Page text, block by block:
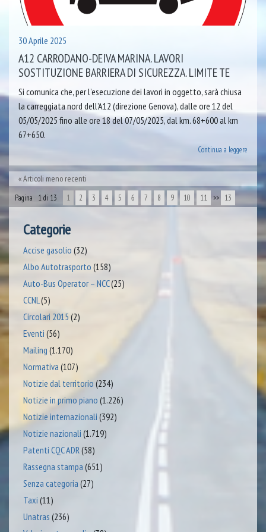
30 Aprile 2025
A12 CARRODANO-DEIVA MARINA. LAVORI
SOSTITUZIONE BARRIERA DI SICUREZZA. LIMITE TE
Si comunica che, per l’esecuzione dei lavori in oggetto, sarà chiusa
la carreggiata nord dell’A12 (direzione Genova), dalle ore 12 del
05/05/2025 fino alle ore 18 del 07/05/2025, dal km. 68+600 al km
67+650.
Continua a leggere
Articoli meno recenti
Pagina 1 di 13 1 2 3 4 5 6 7 8 9 10 11 >> 13
Categorie
Accise gasolio (32)
Albo Autotrasporto (158)
Auto-Bus Operator – NCC(25)
CCNL(5)
Circolari 2015 (2)
Eventi (56)
Mailing (1.170)
Normativa (107)
Notizie dal territorio (234)
Notizie in primo piano (1.226)
Notizie internazionali (392)
Notizie nazionali (1.719)
Patenti CQC ADR(58)
Rassegna stampa (651)
Senza categoria (27)
Taxi (11)
Unatras (236)